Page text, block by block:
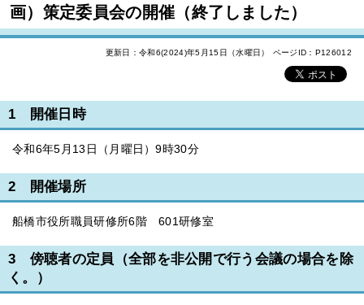
画）策定委員会の開催（終了しました）
更新日：令和6(2024)年5月15日（水曜日） ページID：P126012
1 開催日時
令和6年5月13日（月曜日）9時30分
2 開催場所
船橋市役所職員研修所6階 601研修室
3 傍聴者の定員（全部を非公開で行う会議の場合を除
く。）